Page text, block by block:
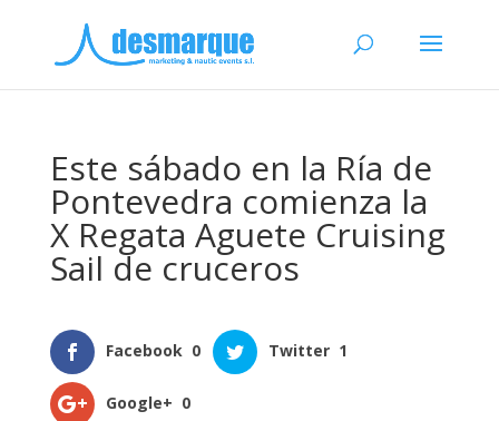
Este sábado en la Ría de
Pontevedra comienza la
X Regata Aguete Cruising
Sail de cruceros
Facebook 0 Twitter 1
Google+ 0